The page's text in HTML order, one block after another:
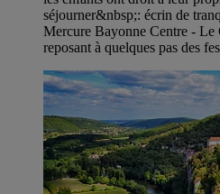
séjourner&nbsp;: écrin de
Mercure Bayonne Centre -
reposant à quelques pas des